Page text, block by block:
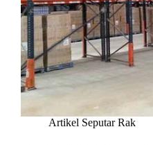
Artikel Seputar Rak